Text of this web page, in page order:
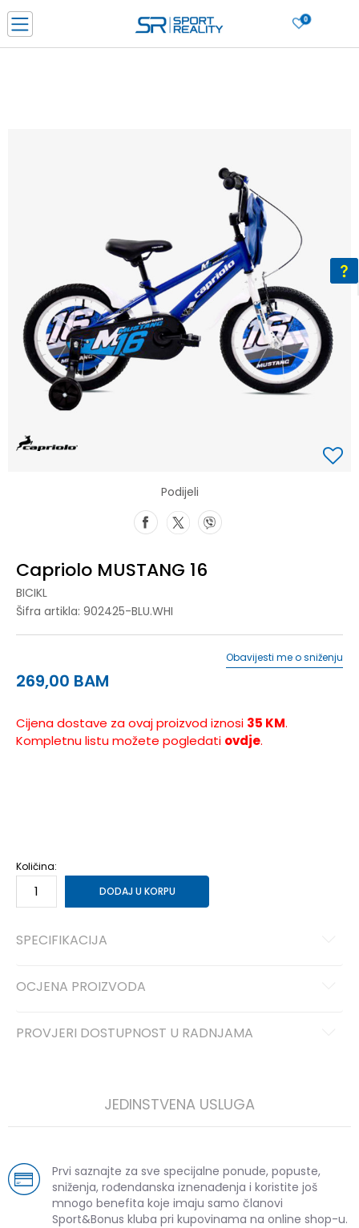
0
Podijeli
Capriolo MUSTANG 16
BICIKL
Šifra artikla: 902425-BLU.WHI
269,00 BAM
Obavijesti me o sniženju
Cijena dostave za ovaj proizvod iznosi 35 KM.
Kompletnu listu možete pogledati ovdje.
Količina:
DODAJ U KORPU
SPECIFIKACIJA
OCJENA PROIZVODA
PROVJERI DOSTUPNOST U RADNJAMA
JEDINSTVENA USLUGA
Prvi saznajte za sve specijalne ponude, popuste,
sniženja, rođendanska iznenađenja i koristite još
mnogo benefita koje imaju samo članovi
Sport&Bonus kluba pri kupovinama na online shop-u.